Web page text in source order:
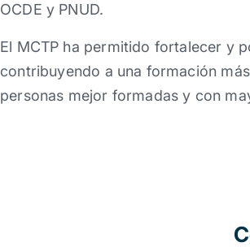
OCDE y PNUD.
El MCTP ha permitido fortalecer y
contribuyendo a una formación
personas mejor formadas y con